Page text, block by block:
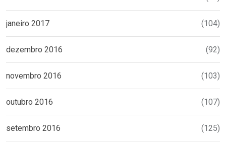
janeiro 2017 (104)
dezembro 2016 (92)
novembro 2016 (103)
outubro 2016 (107)
setembro 2016 (125)